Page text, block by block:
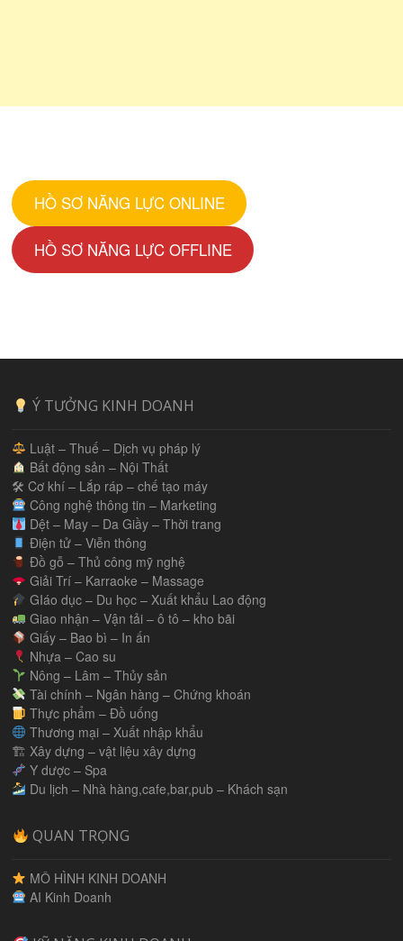
HỒ SƠ NĂNG LỰC ONLINE
HỒ SƠ NĂNG LỰC OFFLINE
Ý TƯỞNG KINH DOANH
Luật – Thuế – Dịch vụ pháp lý
Bất động sản – Nội Thất
🛠 Cơ khí – Lắp ráp – chế tạo máy
Công nghệ thông tin – Marketing
Dệt – May – Da Giầy – Thời trang
Điện tử – Viễn thông
Đồ gỗ – Thủ công mỹ nghệ
Giải Trí – Karraoke – Massage
GIáo dục – Du học – Xuất khẩu Lao động
Giao nhận – Vận tải – ô tô – kho bãi
Giấy – Bao bì – In ấn
Nhựa – Cao su
Nông – Lâm – Thủy sản
Tài chính – Ngân hàng – Chứng khoán
Thực phẩm – Đồ uống
Thương mại – Xuất nhập khẩu
🏗 Xây dựng – vật liệu xây dựng
Y dược – Spa
Du lịch – Nhà hàng,cafe,bar,pub – Khách sạn
QUAN TRỌNG
MÔ HÌNH KINH DOANH
AI Kinh Doanh